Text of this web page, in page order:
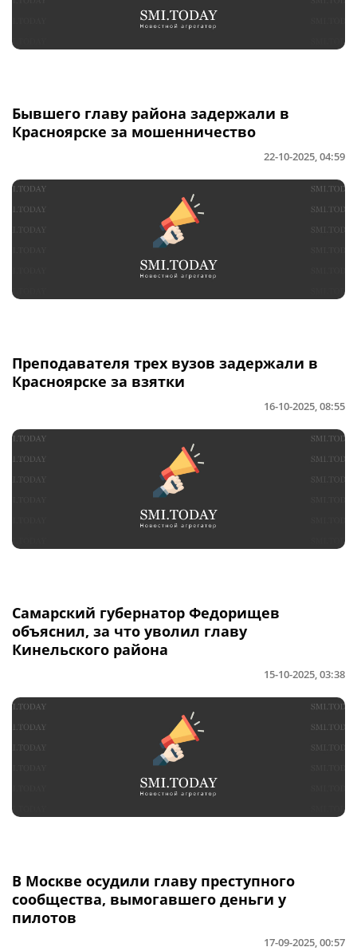
Бывшего главу района задержали в
Красноярске за мошенничество
22-10-2025, 04:59
Преподавателя трех вузов задержали в
Красноярске за взятки
16-10-2025, 08:55
Самарский губернатор Федорищев
объяснил, за что уволил главу
Кинельского района
15-10-2025, 03:38
В Москве осудили главу преступного
сообщества, вымогавшего деньги у
пилотов
17-09-2025, 00:57